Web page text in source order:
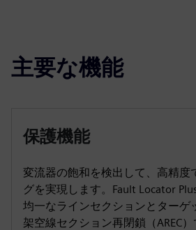
主要な機能
保護機能
変流器の飽和を検出して、高精度
グを実現します。Fault Locator
均一なラインセクションとターゲ
架空線セクション再閉鎖（AREC